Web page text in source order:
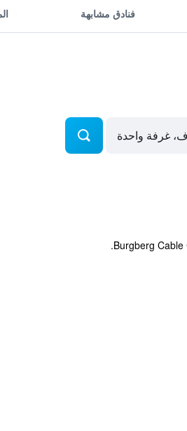
فنادق مشابهة